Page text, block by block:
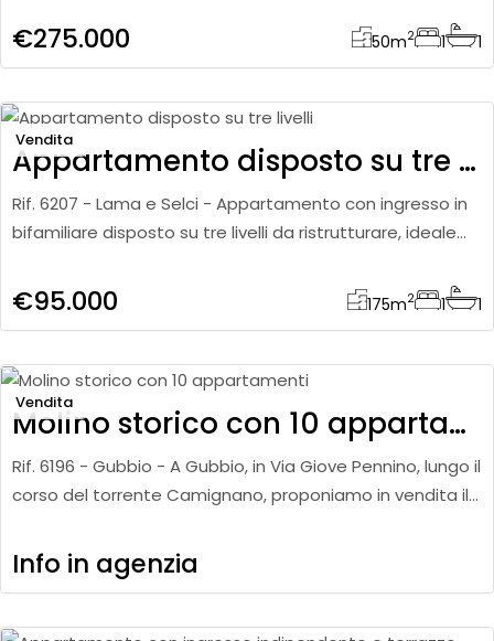
palazzina. L’immo
€275.000 50m2 1 1
Vendita
Appartamento disposto su tre livelli
Rif. 6207 - Lama e Selci - Appartamento con ingresso in
bifamiliare disposto su tre livelli da ristrutturare, ideale
€95.000 175m2 1 1
Vendita
Molino storico con 10 appartamenti
Rif. 6196 - Gubbio - A Gubbio, in Via Giove Pennino, lungo il
corso del torrente Camignano, proponiamo in vendita il
immobi
Info in agenzia